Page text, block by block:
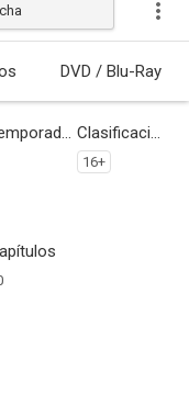
DVD / Blu-Ray
Temporadas Clasificación por edades
16+